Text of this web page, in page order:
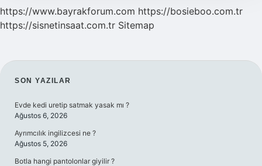
https://www.bayrakforum.com https://bosieboo.com.tr
https://sisnetinsaat.com.tr Sitemap
SIDEBAR
SON YAZILAR
Evde kedi uretip satmak yasak mı ?
Ağustos 6, 2026
Ayrımcılık ingilizcesi ne ?
Ağustos 5, 2026
Botla hangi pantolonlar giyilir ?